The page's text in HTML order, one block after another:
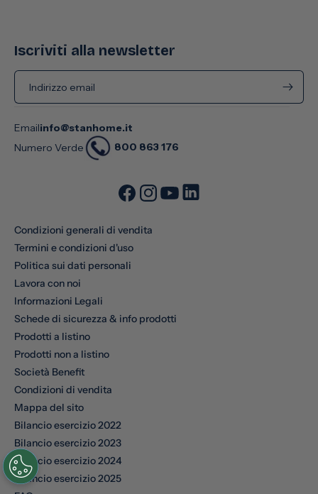
Iscriviti alla newsletter
Indirizzo email
Emailinfo@stanhome.it
Numero Verde
800 863 176
Condizioni generali di vendita
Termini e condizioni d'uso
Politica sui dati personali
Lavora con noi
Informazioni Legali
Schede di sicurezza & info prodotti
Prodotti a listino
Prodotti non a listino
Società Benefit
Condizioni di vendita
Mappa del sito
Bilancio esercizio 2022
Bilancio esercizio 2023
Bilancio esercizio 2024
Bilancio esercizio 2025